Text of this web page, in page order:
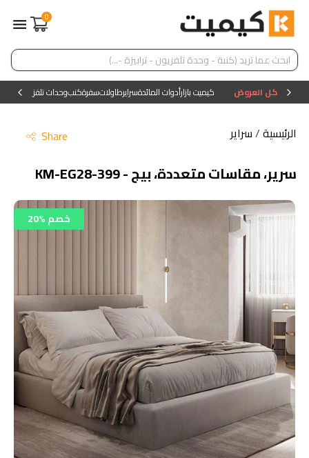
0
كل العروض كيميت بازارأدوات المائدةسرايرطاولاتسفرةكنبوحدات تلفزيون
الرئيسية/سراير Share
سرير، مقاسات متعددة، بيج - KM-EG28-399
20% خصم